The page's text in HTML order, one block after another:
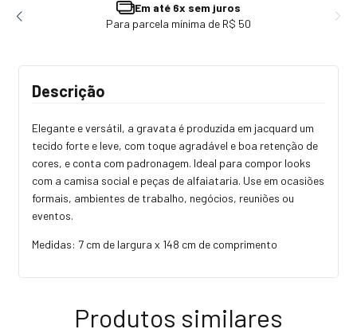
Em até 6x sem juros
Para parcela mínima de R$ 50
Descrição
Elegante e versátil, a gravata é produzida em jacquard um
tecido forte e leve, com toque agradável e boa retenção de
cores, e conta com padronagem. Ideal para compor looks
com a camisa social e peças de alfaiataria. Use em ocasiões
formais, ambientes de trabalho, negócios, reuniões ou
eventos.
Medidas: 7 cm de largura x 148 cm de comprimento
Produtos similares